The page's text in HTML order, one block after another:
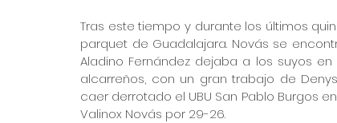
Tras este tiempo y durante los últimos
parquet de Guadalajara. Novás se
Aladino Fernández dejaba a los suyos
alcarreños, con un gran trabajo de
caer derrotado el UBU San Pablo Burgos
Valinox Novás por 29-26.